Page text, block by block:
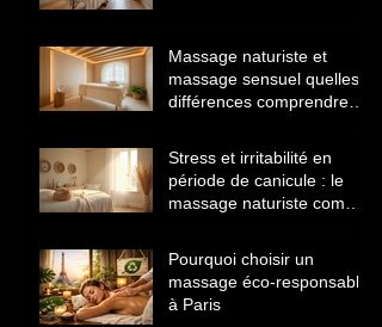
Massage naturiste et
massage sensuel quelles
différences comprendre
Stress et irritabilité en
période de canicule : le
massage naturiste comme
Pourquoi choisir un
massage éco‑responsable
à Paris